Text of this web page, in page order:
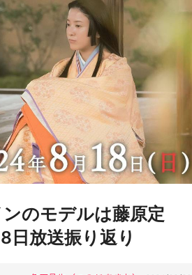
のモデルは藤原定
日放送振り返り